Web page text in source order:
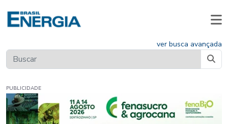
ver busca avançada
PUBLICIDADE